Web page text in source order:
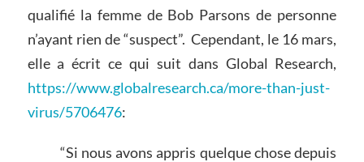
qualifié la femme de Bob Parsons de personne
n’ayant rien de “suspect”. Cependant, le 16 mars,
elle a écrit ce qui suit dans Global Research,
https://www.globalresearch.ca/more-than-just-
virus/5706476:
“Si nous avons appris quelque chose depuis